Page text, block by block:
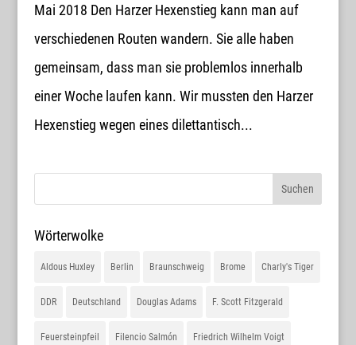
Mai 2018 Den Harzer Hexenstieg kann man auf
verschiedenen Routen wandern. Sie alle haben
gemeinsam, dass man sie problemlos innerhalb
einer Woche laufen kann. Wir mussten den Harzer
Hexenstieg wegen eines dilettantisch...
Wörterwolke
Aldous Huxley Berlin Braunschweig Brome Charly's Tiger
DDR Deutschland Douglas Adams F. Scott Fitzgerald
Feuersteinpfeil Filencio Salmón Friedrich Wilhelm Voigt